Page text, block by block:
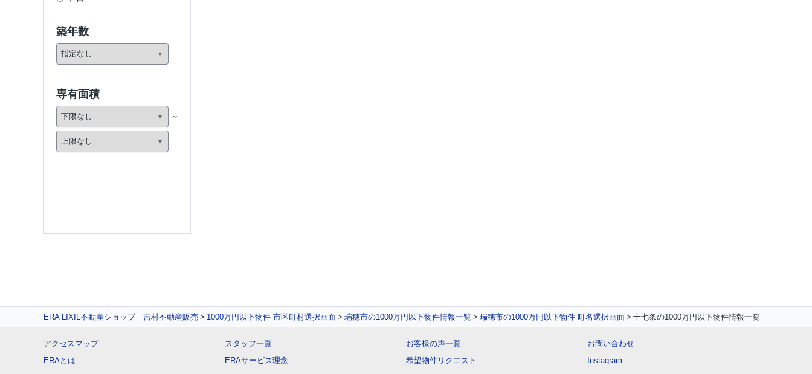
築年数
専有面積
ERA LIXIL不動産ショップ 吉村不動産販売 1000万円以下物件 市区町村選択画面 瑞穂市の1000万円以下物件情報一覧 瑞穂市の1000万円以下物件 町名選択画面 十七条の1000万円以下物件情報一覧
アクセスマップ
ERAとは
スタッフ一覧
ERAサービス理念
お客様の声一覧
希望物件リクエスト
お問い合わせ
Instagram